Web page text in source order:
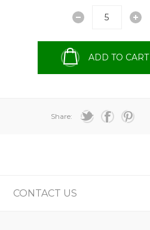
ADD TO CART
Share:
CONTACT US